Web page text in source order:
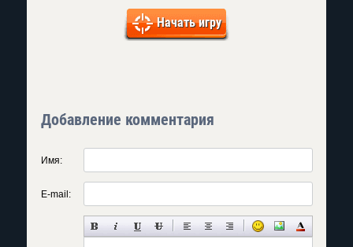
Начать игру
Добавление комментария
Имя:
E-mail: